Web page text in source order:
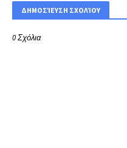
ΔΗΜΟΣΊΕΥΣΗ ΣΧΟΛΊΟΥ
0 Σχόλια